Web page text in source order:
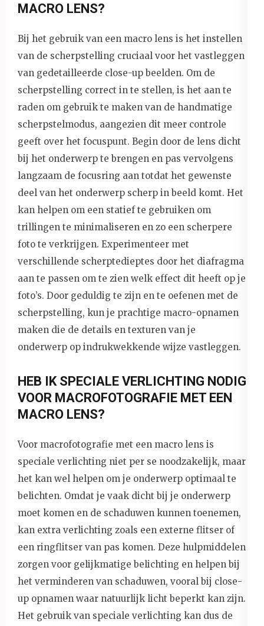
MACRO LENS?
Bij het gebruik van een macro lens is het instellen
van de scherpstelling cruciaal voor het vastleggen
van gedetailleerde close-up beelden. Om de
scherpstelling correct in te stellen, is het aan te
raden om gebruik te maken van de handmatige
scherpstelmodus, aangezien dit meer controle
geeft over het focuspunt. Begin door de lens dicht
bij het onderwerp te brengen en pas vervolgens
langzaam de focusring aan totdat het gewenste
deel van het onderwerp scherp in beeld komt. Het
kan helpen om een statief te gebruiken om
trillingen te minimaliseren en zo een scherpere
foto te verkrijgen. Experimenteer met
verschillende scherptedieptes door het diafragma
aan te passen om te zien welk effect dit heeft op je
foto’s. Door geduldig te zijn en te oefenen met de
scherpstelling, kun je prachtige macro-opnamen
maken die de details en texturen van je
onderwerp op indrukwekkende wijze vastleggen.
HEB IK SPECIALE VERLICHTING NODIG
VOOR MACROFOTOGRAFIE MET EEN
MACRO LENS?
Voor macrofotografie met een macro lens is
speciale verlichting niet per se noodzakelijk, maar
het kan wel helpen om je onderwerp optimaal te
belichten. Omdat je vaak dicht bij je onderwerp
moet komen en de schaduwen kunnen toenemen,
kan extra verlichting zoals een externe flitser of
een ringflitser van pas komen. Deze hulpmiddelen
zorgen voor gelijkmatige belichting en helpen bij
het verminderen van schaduwen, vooral bij close-
up opnamen waar natuurlijk licht beperkt kan zijn.
Het gebruik van speciale verlichting kan dus de